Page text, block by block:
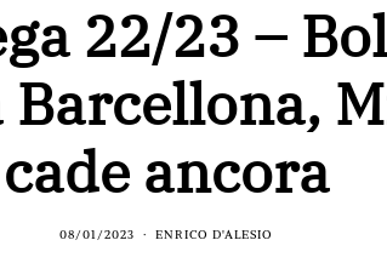
22/23 –
Barcellona,
cade ancora
08/01/2023 ENRICO D'ALESIO